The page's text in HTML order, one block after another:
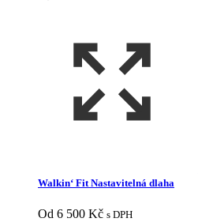
Walkin‘ Fit Nastavitelná dlaha
Od 6 500 Kč s DPH